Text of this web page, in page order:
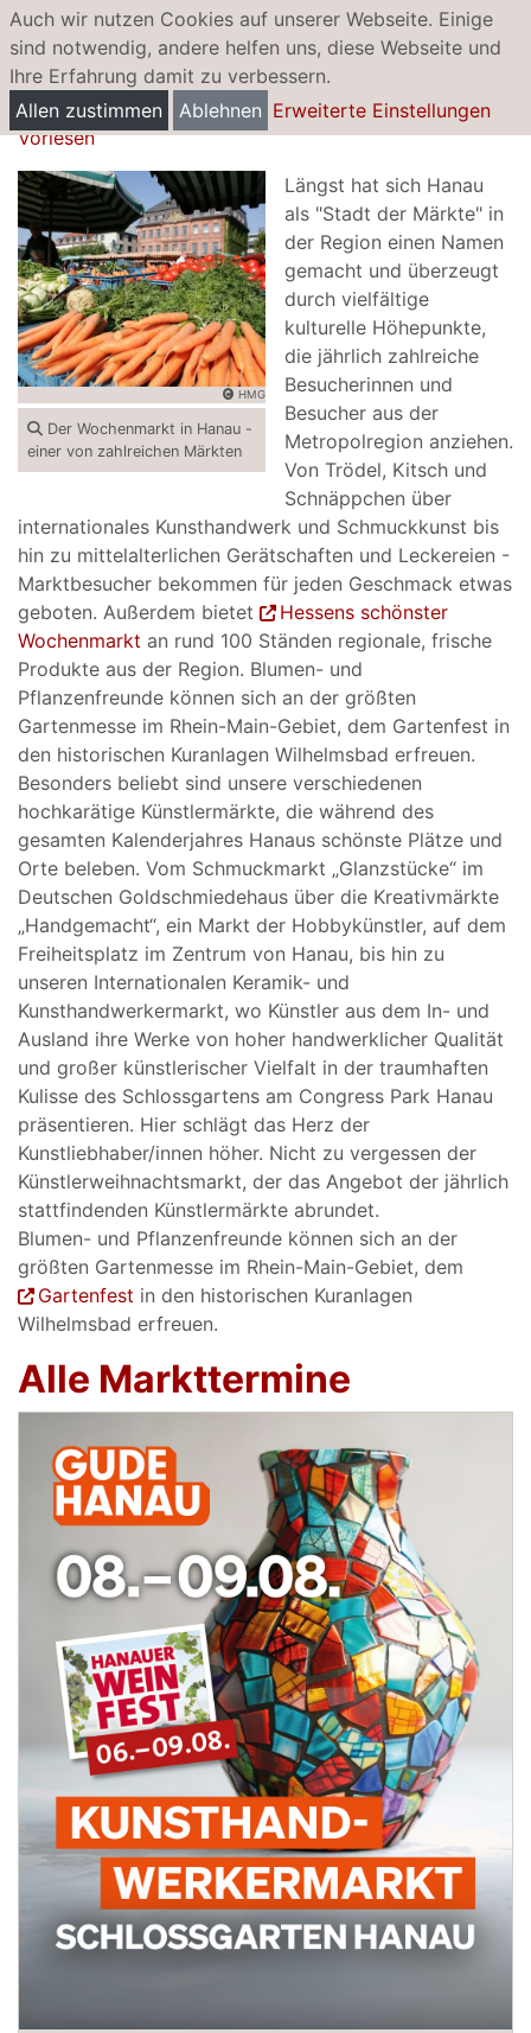
Auch wir nutzen Cookies auf unserer Webseite. Einige
sind notwendig, andere helfen uns, diese Webseite und
Ihre Erfahrung damit zu verbessern.
Allen zustimmen
Ablehnen Erweiterte Einstellungen
Märkte
Vorlesen
HMG
Der Wochenmarkt in Hanau -
einer von zahlreichen Märkten
Längst hat sich Hanau
als "Stadt der Märkte" in
der Region einen Namen
gemacht und überzeugt
durch vielfältige
kulturelle Höhepunkte,
die jährlich zahlreiche
Besucherinnen und
Besucher aus der
Metropolregion anziehen.
Von Trödel, Kitsch und
Schnäppchen über
internationales Kunsthandwerk und Schmuckkunst bis
hin zu mittelalterlichen Gerätschaften und Leckereien -
Marktbesucher bekommen für jeden Geschmack etwas
geboten. Außerdem bietet
Hessens schönster
Wochenmarkt an rund 100 Ständen regionale, frische
Produkte aus der Region. Blumen- und
Pflanzenfreunde können sich an der größten
Gartenmesse im Rhein-Main-Gebiet, dem Gartenfest in
den historischen Kuranlagen Wilhelmsbad erfreuen.
Besonders beliebt sind unsere verschiedenen
hochkarätige Künstlermärkte, die während des
gesamten Kalenderjahres Hanaus schönste Plätze und
Orte beleben. Vom Schmuckmarkt „Glanzstücke“ im
Deutschen Goldschmiedehaus über die Kreativmärkte
„Handgemacht“, ein Markt der Hobbykünstler, auf dem
Freiheitsplatz im Zentrum von Hanau, bis hin zu
unseren Internationalen Keramik- und
Kunsthandwerkermarkt, wo Künstler aus dem In- und
Ausland ihre Werke von hoher handwerklicher Qualität
und großer künstlerischer Vielfalt in der traumhaften
Kulisse des Schlossgartens am Congress Park Hanau
präsentieren. Hier schlägt das Herz der
Kunstliebhaber/innen höher. Nicht zu vergessen der
Künstlerweihnachtsmarkt, der das Angebot der jährlich
stattfindenden Künstlermärkte abrundet.
Blumen- und Pflanzenfreunde können sich an der
größten Gartenmesse im Rhein-Main-Gebiet, dem
Gartenfest in den historischen Kuranlagen
Wilhelmsbad erfreuen.
Alle Markttermine